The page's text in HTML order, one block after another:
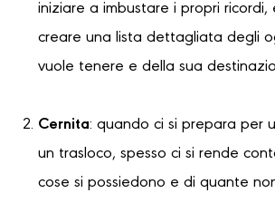
iniziare a imbustare i propri ricordi,
creare una lista dettagliata degli
vuole tenere e della sua
Cernita: quando ci si prepara per
un trasloco, spesso ci si rende
cose si possiedono e di quante